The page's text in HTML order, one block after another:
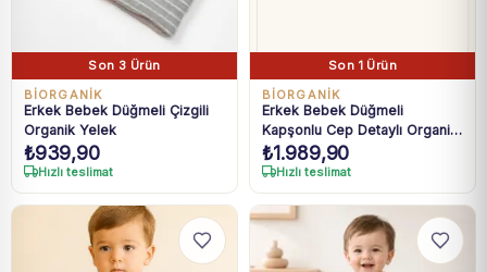
Son 3 Ürün
BIORGANIK
Erkek Bebek Düğmeli Çizgili
Organik Yelek
₺939,90
Hızlı teslimat
Son 1 Ürün
BIORGANIK
Erkek Bebek Düğmeli
Kapşonlu Cep Detaylı Organik
Tulum
₺1.989,90
Hızlı teslimat